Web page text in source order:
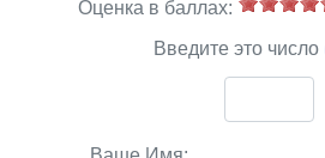
Оценка в баллах:
Введите это число